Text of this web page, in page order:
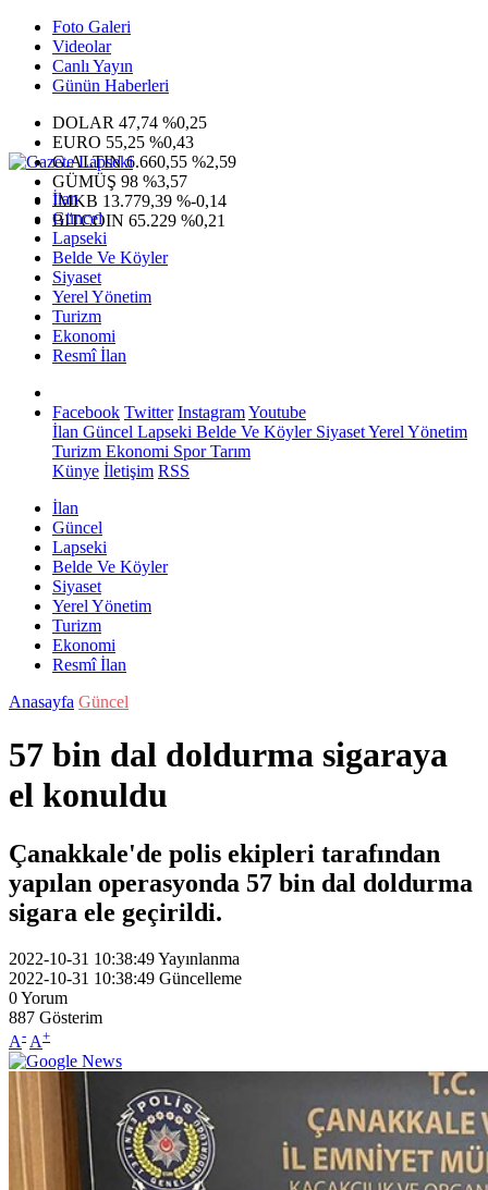
Foto Galeri
Videolar
Canlı Yayın
Günün Haberleri
DOLAR 47,74 %0,25
EURO 55,25 %0,43
G.ALTIN6.660,55 %2,59
GÜMÜŞ 98 %3,57
IMKB 13.779,39 %-0,14
BITCOIN 65.229 %0,21
İlan
Güncel
Lapseki
Belde Ve Köyler
Siyaset
Yerel Yönetim
Turizm
Ekonomi
Resmî İlan
Facebook Twitter InstagramYoutube
İlan Güncel Lapseki Belde Ve KöylerSiyasetYerel Yönetim
Turizm Ekonomi SporTarım
Künye İletişim RSS
İlan
Güncel
Lapseki
Belde Ve Köyler
Siyaset
Yerel Yönetim
Turizm
Ekonomi
Resmî İlan
Anasayfa Güncel
57 bin dal doldurma sigaraya
el konuldu
Çanakkale'de polis ekipleri tarafından
yapılan operasyonda 57 bin dal doldurma
sigara ele geçirildi.
2022-10-31 10:38:49Yayınlanma
2022-10-31 10:38:49 Güncelleme
0Yorum
887 Gösterim
A- A+